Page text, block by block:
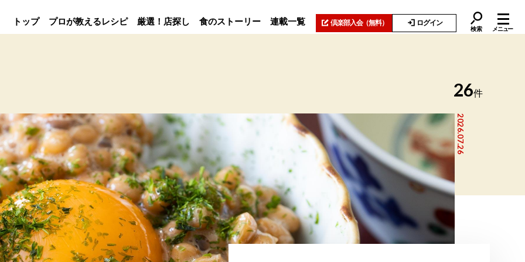
トップ プロが教えるレシピ 厳選！店探し 食のストーリー 連載一覧 倶楽部入会（無料） ログイン
検索 メニュー
26件
2026.07.26